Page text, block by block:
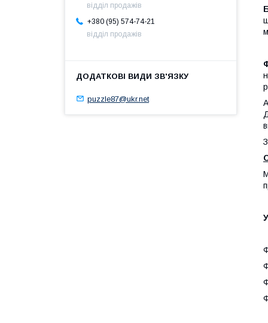
відділ продажів
+380 (95) 574-74-21
відділ продажів
puzzle87@ukr.net